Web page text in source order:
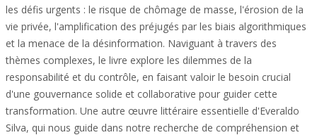
les défis urgents : le risque de chômage de masse, l'érosion de la
vie privée, l'amplification des préjugés par les biais algorithmiques
et la menace de la désinformation. Naviguant à travers des
thèmes complexes, le livre explore les dilemmes de la
responsabilité et du contrôle, en faisant valoir le besoin crucial
d'une gouvernance solide et collaborative pour guider cette
transformation. Une autre œuvre littéraire essentielle d'Everaldo
Silva, qui nous guide dans notre recherche de compréhension et